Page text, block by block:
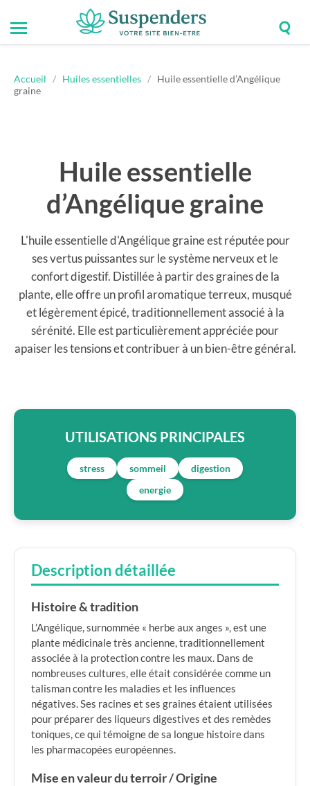
Suspenders
Toggle
mobile
Accueil / Huiles essentielles / Huile essentielle d’Angélique
graine
Huile essentielle
d’Angélique graine
L'huile essentielle d'Angélique graine est réputée pour
ses vertus puissantes sur le système nerveux et le
confort digestif. Distillée à partir des graines de la
plante, elle offre un profil aromatique terreux, musqué
et légèrement épicé, traditionnellement associé à la
sérénité. Elle est particulièrement appréciée pour
apaiser les tensions et contribuer à un bien-être général.
UTILISATIONS PRINCIPALES
stress sommeil
digestion
energie
Description détaillée
Histoire & tradition
L’Angélique, surnommée « herbe aux anges », est une
plante médicinale très ancienne, traditionnellement
associée à la protection contre les maux. Dans de
nombreuses cultures, elle était considérée comme un
talisman contre les maladies et les influences
négatives. Ses racines et ses graines étaient utilisées
pour préparer des liqueurs digestives et des remèdes
toniques, ce qui témoigne de sa longue histoire dans
les pharmacopées européennes.
Mise en valeur du terroir / Origine